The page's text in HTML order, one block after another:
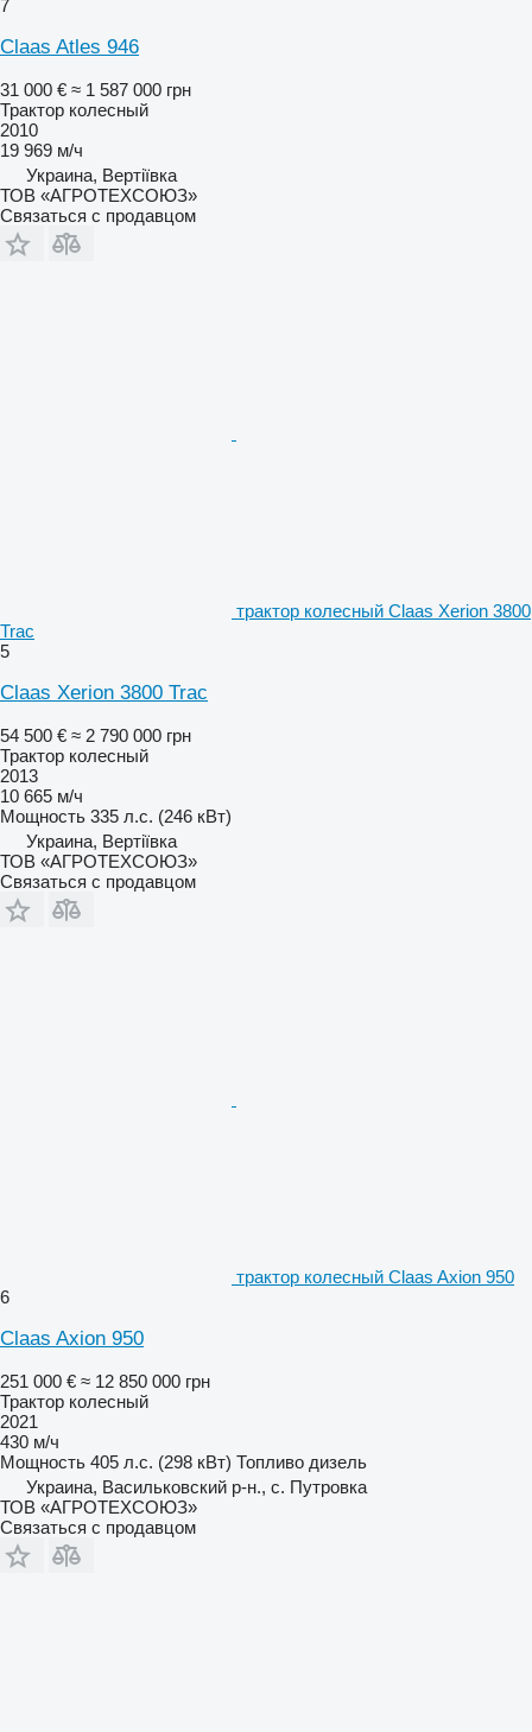
7
Claas Atles 946
31 000 € ≈ 1 587 000 грн
Трактор колесный
2010
19 969 м/ч
Украина, Вертіївка
ТОВ «АГРОТЕХСОЮЗ»
Связаться с продавцом
трактор колесный Claas Xerion 3800
Trac
5
Claas Xerion 3800 Trac
54 500 € ≈ 2 790 000 грн
Трактор колесный
2013
10 665 м/ч
Мощность 335 л.с. (246 кВт)
Украина, Вертіївка
ТОВ «АГРОТЕХСОЮЗ»
Связаться с продавцом
трактор колесный Claas Axion 950
6
Claas Axion 950
251 000 € ≈ 12 850 000 грн
Трактор колесный
2021
430 м/ч
Мощность 405 л.с. (298 кВт) Топливо дизель
Украина, Васильковский р-н., с. Путровка
ТОВ «АГРОТЕХСОЮЗ»
Связаться с продавцом